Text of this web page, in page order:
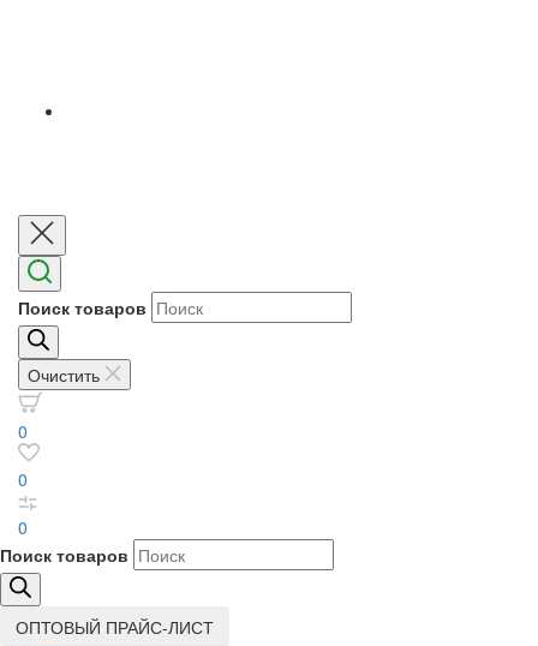
Поиск товаров
Очистить
0
0
0
Поиск товаров
ОПТОВЫЙ ПРАЙС-ЛИСТ